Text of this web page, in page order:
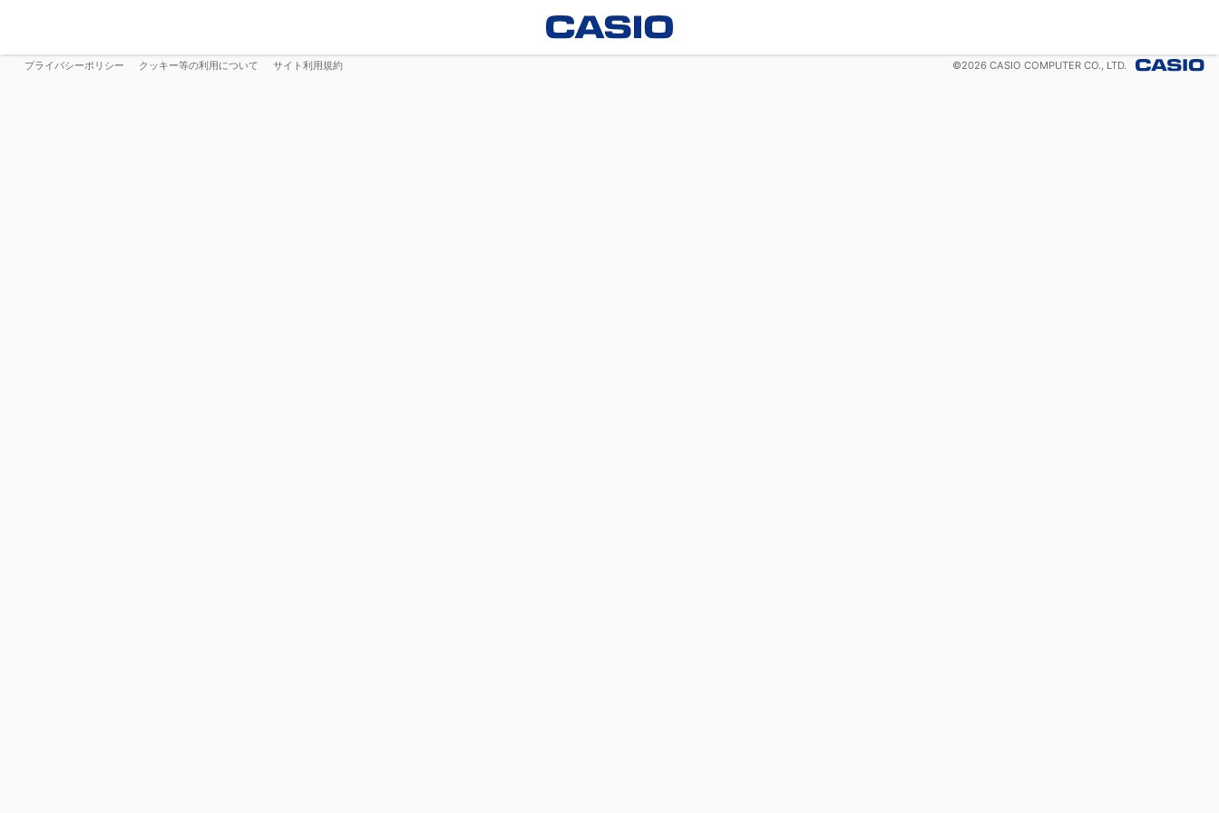
プライバシーポリシー クッキー等の利用について サイト利用規約 ©2026 CASIO COMPUTER CO., LTD.